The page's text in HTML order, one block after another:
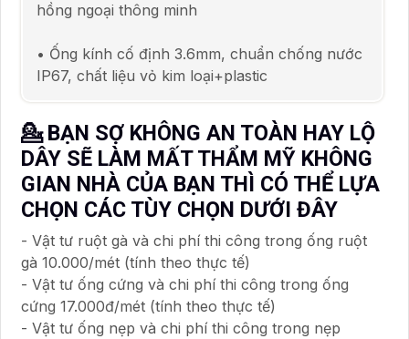
hồng ngoại thông minh
• Ống kính cố định 3.6mm, chuẩn chống nước
IP67, chất liệu vỏ kim loại+plastic
💁 BẠN SỢ KHÔNG AN TOÀN HAY LỘ
DÂY SẼ LÀM MẤT THẨM MỸ KHÔNG
GIAN NHÀ CỦA BẠN THÌ CÓ THỂ LỰA
CHỌN CÁC TÙY CHỌN DƯỚI ĐÂY
- Vật tư ruột gà và chi phí thi công trong ống ruột
gà 10.000/mét (tính theo thực tế)
- Vật tư ống cứng và chi phí thi công trong ống
cứng 17.000đ/mét (tính theo thực tế)
- Vật tư ống nẹp và chi phí thi công trong nẹp